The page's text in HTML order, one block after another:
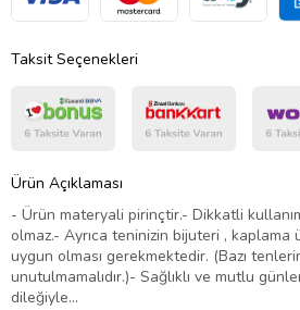
Taksit Seçenekleri
Ürün Açıklaması
- Ürün materyali pirinçtir.- Dikkatli
olmaz.- Ayrıca teninizin bijuteri ,
uygun olması gerekmektedir. (Bazı
unutulmamalıdır.)- Sağlıklı ve mutlu
dileğiyle…